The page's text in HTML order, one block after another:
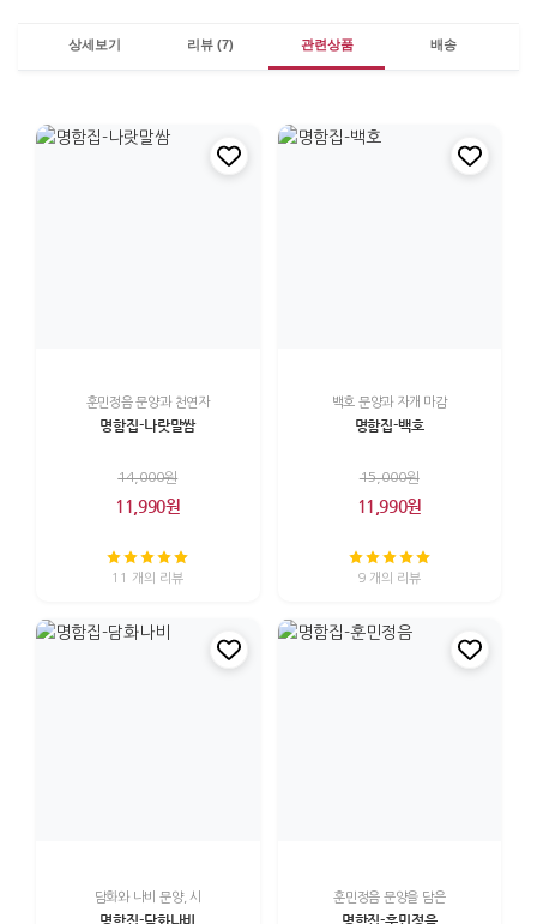
상세보기 리뷰 (7) 관련상품 배송
훈민정음 문양과 천연자
명함집-나랏말쌈
14,000원
11,990원
11 개의 리뷰
백호 문양과 자개 마감
명함집-백호
15,000원
11,990원
9 개의 리뷰
담화와 나비 문양, 시
명함집-담화나비
훈민정음 문양을 담은
명함집-훈민정음